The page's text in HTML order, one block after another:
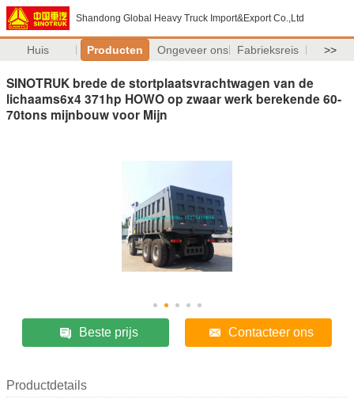
Shandong Global Heavy Truck Import&Export Co.,Ltd
Huis Producten Ongeveer ons Fabrieksreis >>
SINOTRUK brede de stortplaatsvrachtwagen van de
lichaams6x4 371hp HOWO op zwaar werk berekende 60-
70tons mijnbouw voor Mijn
Beste prijs Contacteer ons
Productdetails